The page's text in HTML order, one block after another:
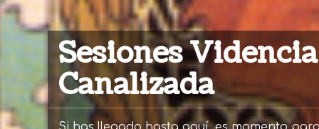
Sesiones Videncia
Canalizada